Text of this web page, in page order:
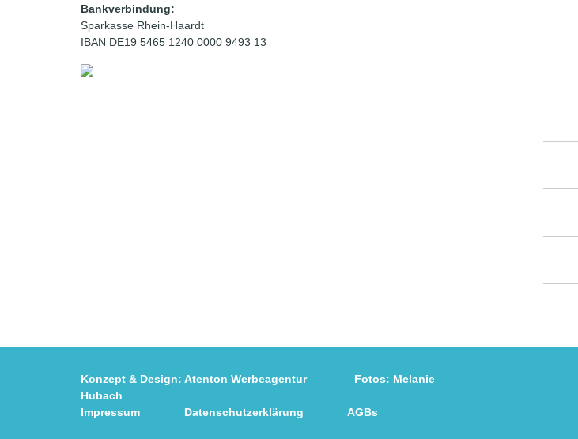
Bankverbindung:
Sparkasse Rhein-Haardt
IBAN DE19 5465 1240 0000 9493 13
Konzept & Design: Atenton WerbeagenturFotos: Melanie
Hubach
Impressum
Datenschutzerklärung AGBs